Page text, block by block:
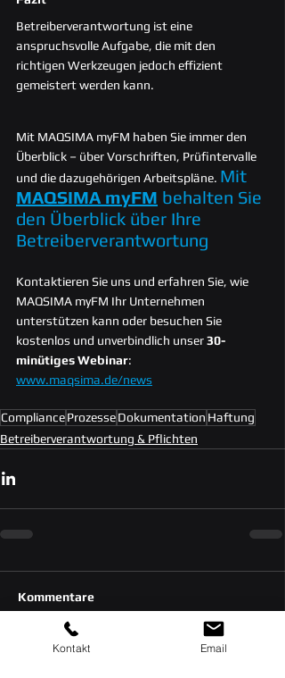
Betreiberverantwortung ist eine
anspruchsvolle Aufgabe, die mit den
richtigen Werkzeugen jedoch effizient
gemeistert werden kann.
Mit MAQSIMA myFM haben Sie immer den
Überblick – über Vorschriften, Prüfintervalle
und die dazugehörigen Arbeitspläne. Mit
MAQSIMA myFM behalten Sie
den Überblick über Ihre
Betreiberverantwortung
Kontaktieren Sie uns und erfahren Sie, wie
MAQSIMA myFM Ihr Unternehmen
unterstützen kann oder besuchen Sie
kostenlos und unverbindlich unser 30-
minütiges Webinar:
www.maqsima.de/news
ComplianceProzesseDokumentation Haftung
Betreiberverantwortung & Pflichten
Kommentare
Kontakt Email